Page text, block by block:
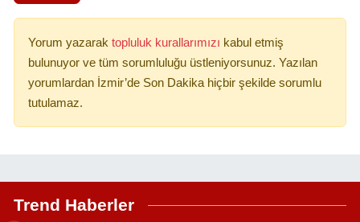
Yorum yazarak topluluk kurallarımızı kabul etmiş
bulunuyor ve tüm sorumluluğu üstleniyorsunuz. Yazılan
yorumlardan İzmir’de Son Dakika hiçbir şekilde sorumlu
tutulamaz.
Trend Haberler